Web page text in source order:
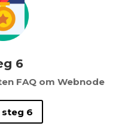
6
FAQ om Webnode
steg 6